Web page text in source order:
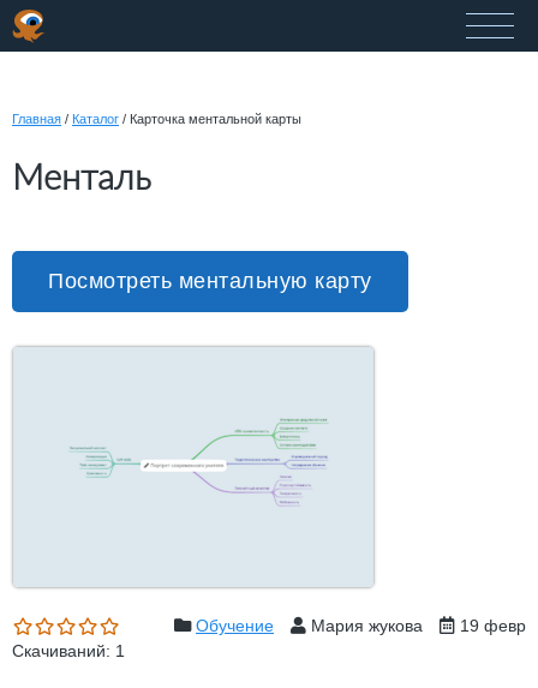
Главная / Каталог / Карточка ментальной карты
Менталь
Посмотреть ментальную карту
Скачиваний: 1
Обучение Мария жукова 19 февр